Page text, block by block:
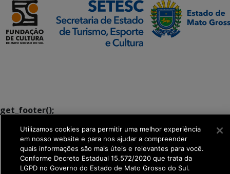
get_footer();
Utilizamos cookies para permitir uma melhor experiência
em nosso website e para nos ajudar a compreender
quais informações são mais úteis e relevantes para você.
Conforme Decreto Estadual 15.572/2020 que trata da
LGPD no Governo do Estado de Mato Grosso do Sul.